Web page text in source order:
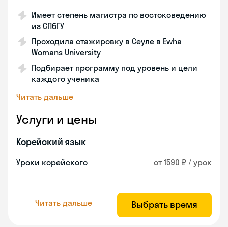
Имеет степень магистра по востоковедению
из СПбГУ
Проходила стажировку в Сеуле в Ewha
Womans University
Подбирает программу под уровень и цели
каждого ученика
Читать дальше
Услуги и цены
Корейский язык
Уроки корейского от 1590 ₽ / урок
Читать дальше Выбрать время